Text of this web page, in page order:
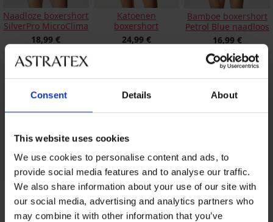
Consent Details About
This website uses cookies
We use cookies to personalise content and ads, to
provide social media features and to analyse our traffic.
We also share information about your use of our site with
our social media, advertising and analytics partners who
may combine it with other information that you’ve
Naadloze boxershort
SilverPro MicroClima
18,99 €
Katoenen
boxershort
24,99 €
Bamboe boxershort
Petrol Blue naadloos
16,99 €
3PACK katoenen
boxershorts Kappa
28,99 €
Bamboe boxershort
Grey II naadloos
16,99 €
3PACK boxershorts
Calvin Klein II
37,09 €